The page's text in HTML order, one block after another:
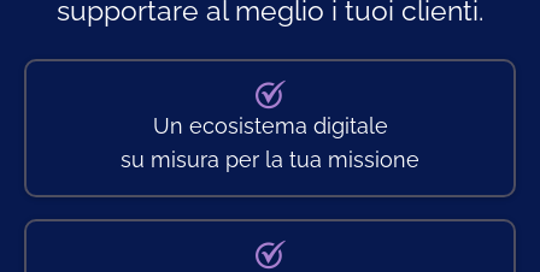
supportare al meglio i tuoi clienti.
Un ecosistema digitale
su misura per la tua missione